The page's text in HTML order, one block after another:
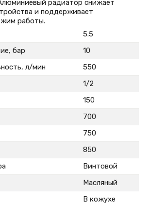
радиатор снижает
и поддерживает
работы.
5.5
бар
10
л/мин
550
1/2
150
700
750
850
Винтовой
Масляный
В кожухе